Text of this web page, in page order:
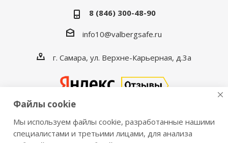
8 (846) 300-48-90
info10@valbergsafe.ru
г. Самара, ул. Верхне-Карьерная, д.3а
2016-2026 © VALBERGSAFE.RU — Интернет-магазин
Файлы cookie
Мы используем файлы cookie, разработанные нашими
специалистами и третьими лицами, для анализа